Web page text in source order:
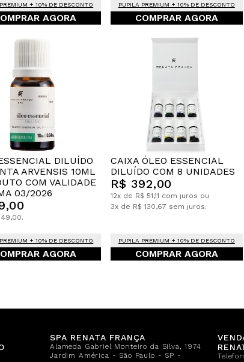
+ 10% DE DESCONTO
AGORA
PUPILA PREMIUM + 10% DE DESCONTO
COMPRAR AGORA
DILUÍDO
ARVENSIS 10ML
COM VALIDADE
03/2026
49,00.
+ 10% DE DESCONTO
AGORA
CAIXA ÓLEO ESSENCIAL
DILUÍDO COM 8 UNIDADES
R$ 392,00
12x de R$ 51,11 com juros ou
3x de R$ 130,67 sem juros.
PUPILA PREMIUM + 10% DE DESCONTO
COMPRAR AGORA
SPA RENATA FRANÇA
Alameda Gabriel Monteiro da Silva, 1974
Jardim América - São Paulo - SP -